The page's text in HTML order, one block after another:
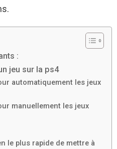
:
jeu sur la ps4
automatiquement les jeux
manuellement les jeux
le plus rapide de mettre à